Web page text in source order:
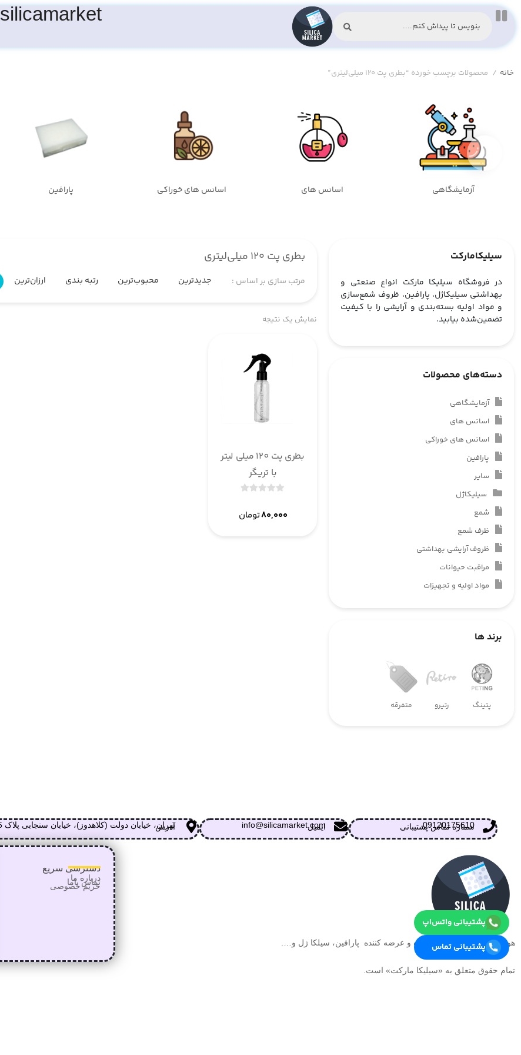
silicamarket
خانه / محصولات برچسب خورده “بطری پت ۱۲۰ میلی‌لیتری”
آزمایشگاهی اسانس های اسانس های خوراکی پارافین
‹
بطری پت ۱۲۰ میلی‌لیتری
مرتب سازی بر اساس : جدیدترین محبوب‌ترین رتبه بندی ارزان‌ترین
نمایش یک نتیجه
بطری پت 120 میلی لیتر
با تریگر
تومان۸۰,۰۰۰
سیلیکامارکت
در فروشگاه سیلیکا مارکت انواع صنعتی و
بهداشتی سیلیکاژل، پارافین، ظروف شمع‌سازی
و مواد اولیه بسته‌بندی و آرایشی را با کیفیت
تضمین‌شده بیابید.
دسته‌های محصولات
آزمایشگاهی
اسانس های
اسانس های خوراکی
پارافین
سایر
سیلیکاژل
شمع
ظرف شمع
ظروف آرایشی بهداشتی
مراقبت حیوانات
مواد اولیه و تجهیزات
برند ها
پتینگ رتیرو متفرقه
شماره تماس پشتیبانی
09120175610 ایمیل
info@silicamarket.com آدرس
تهران، خیابان دولت (کلاهدوز)، خیابان سنجابی پلاک 15
هولدینگ آلکا بنداس تولید کننده و عرضه کننده پارافین، سیلکا ژل و….
دسترسی سریع
درباره ما
تماس باما
حریم خصوصی
تمام حقوق متعلق به «سیلیکا مارکت» است.
پشتیبانی واتس‌اپ
پشتیبانی تماس